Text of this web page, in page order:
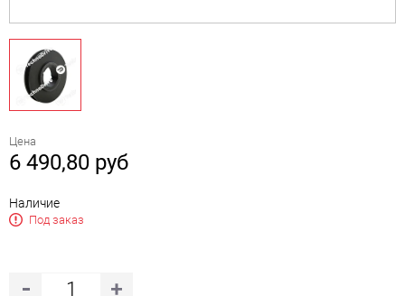
Цена
6 490,80 руб
Наличие
Под заказ